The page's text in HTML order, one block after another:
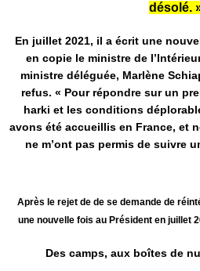
désolé.
En juillet 2021, il a écrit une
en copie le ministre de
ministre déléguée, Marlène
refus. « Pour répondre sur un
harki et les conditions
avons été accueillis en France, et
ne m’ont pas permis de suivre
Après le rejet de de se demande de
une nouvelle fois au Président en juillet
Des camps, aux boîtes de